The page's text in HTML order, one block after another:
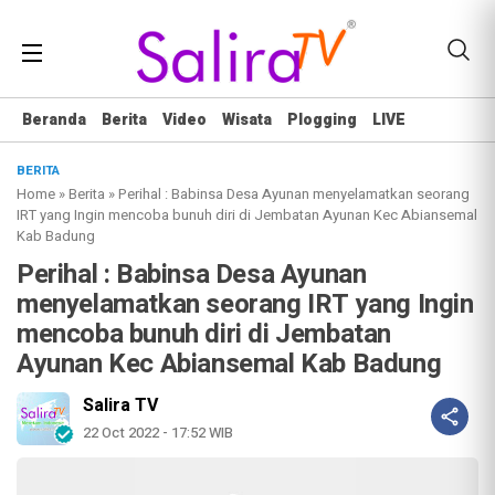
Beranda Berita Video Wisata Plogging LIVE
BERITA
Home »Berita »Perihal : Babinsa Desa Ayunan menyelamatkan seorang
IRT yang Ingin mencoba bunuh diri di Jembatan Ayunan Kec Abiansemal
Kab Badung
Perihal : Babinsa Desa Ayunan
menyelamatkan seorang IRT yang Ingin
mencoba bunuh diri di Jembatan
Ayunan Kec Abiansemal Kab Badung
Salira TV
22 Oct 2022 - 17:52 WIB